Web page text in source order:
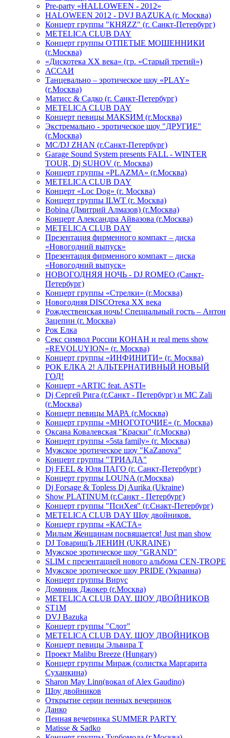
Pre-party «HALLOWEEN - 2012»
HALOWEEN 2012 - DVJ BAZUKA (г. Москва)
Концерт группы "КНЯZZ" (г. Санкт-Петербург)
METELICA CLUB DAY
Концерт группы ОТПЕТЫЕ МОШЕННИКИ
(г.Москва)
«Дискотека ХХ века» (гр. «Старый третий»)
АССАИ
Танцевально – эротическое шоу «PLAY»
(г.Москва)
Матисс & Садко (г. Санкт-Петербург)
METELICA CLUB DAY
Концерт певицы МАКSИМ (г.Москва)
Экстремально - эротическое шоу "ДРУГИЕ"
(г.Москва)
МС/DJ ZHAN (г.Санкт-Петербург)
Garage Sound System presents FALL - WINTER
TOUR, Dj SUHOV (г. Москва)
Концерт группы «PLAZMA» (г.Москва)
METELICA CLUB DAY
Концерт «Loc Dog» (г. Москва)
Концерт группы ILWT (г. Москва)
Bobina (Дмитрий Алмазов) (г.Москва)
Концерт Александра Айвазова (г.Москва)
METELICA CLUB DAY
Презентация фирменного компакт – диска
«Новогодний выпуск»
Презентация фирменного компакт – диска
«Новогодний выпуск»
НОВОГОДНЯЯ НОЧЬ - DJ ROMEO (Санкт-
Петербург)
Концерт группы «Стрелки» (г.Москва)
Новогодняя DISCOтека ХХ века
Рождественская ночь! Специальный гость – Антон
Зацепин (г. Москва)
Рок Елка
Секс символ России КОНАН и real mens show
«REVOLUYION» (г. Москва)
Концерт группы «ИНФИНИТИ» (г. Москва)
РОК ЕЛКА 2! АЛЬТЕРНАТИВНЫЙ НОВЫЙ
ГОД!
Концерт «ARTIC feat. ASTI»
Dj Сергей Рига (г.Санкт - Петербург) и MC Zali
(г.Москва)
Концерт певицы МАРА (г.Москва)
Концерт группы «МНОГОТОЧИЕ» (г. Москва)
Оксана Ковалевская "Краски" (г.Москва)
Концерт группы «5sta family» (г. Москва)
Мужское эротическое шоу "KaZanova"
Концерт группы "ТРИАДА"
Dj FEEL & Юля ПАГО (г. Санкт-Петербург)
Концерт группы LOUNA (г.Москва)
Dj Forsage & Topless Dj Aurika (Ukraine)
Show PLATINUM (г.Санкт - Петербург)
Концерт группы "ПсиХея" (г.Снакт-Петербург)
METELICA CLUB DAY Шоу двойников.
Концерт группы «КАСТА»
Милым Женщинам посвящается! Just man show
DJ ТоварищЪ ЛЕНИН (UKRAINE)
Мужское эротическое шоу "GRAND"
SLIM с презентацией нового альбома CEN-TROPE
Мужское эротическое шоу PRIDE (Украина)
Концерт группы Вирус
Доминик Джокер (г.Москва)
METELICA CLUB DAY. ШОУ ДВОЙНИКОВ
ST1M
DVJ Bazuka
Концерт группы "Слот"
METELICA CLUB DAY. ШОУ ДВОЙНИКОВ
Концерт певицы Эльвира Т
Проект Malibu Breeze (Hungary)
Концерт группы Мираж (солистка Маргарита
Суханкина)
Sharon May Linn(вокал of Alex Gaudino)
Шоу двойников
Открытие серии пенных вечеринок
Данко
Пенная вечеринка SUMMER PARTY
Matisse & Sadko